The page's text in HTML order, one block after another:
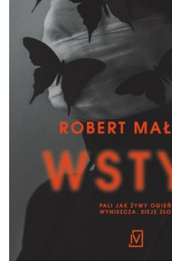
DO CZYTANIA
NA EKRANIE
KONTAKT